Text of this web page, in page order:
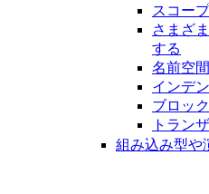
スコープ
さまざ
する
名前空間
インデ
ブロック
トラン
組み込み型や